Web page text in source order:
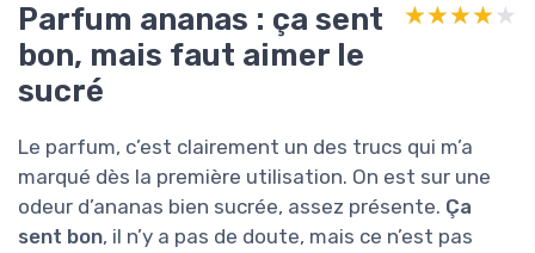
Parfum ananas : ça sent
bon, mais faut aimer le
sucré
★★★★★
★★★★★
Le parfum, c’est clairement un des trucs qui m’a
marqué dès la première utilisation. On est sur une
odeur d’ananas bien sucrée, assez présente. Ça
sent bon, il n’y a pas de doute, mais ce n’est pas